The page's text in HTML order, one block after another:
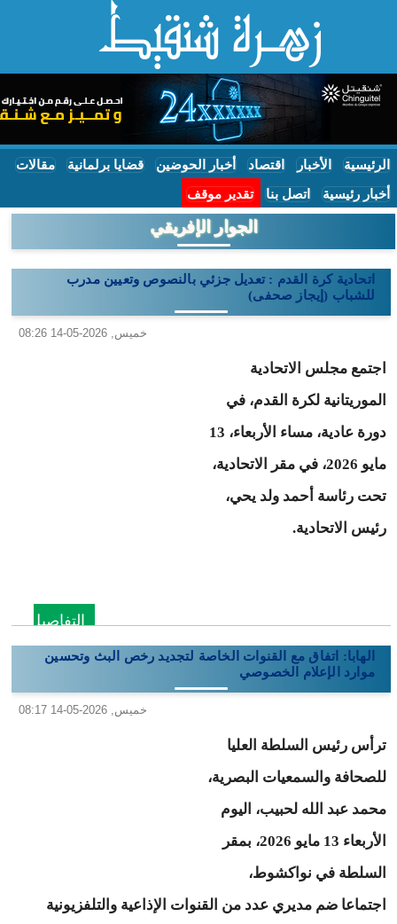
الرئيسية الأخبار اقتصاد أخبار الحوضين قضايا برلمانية مقالات
أخبار رئيسية اتصل بنا تقدير موقف
الجوار الإفريقي
اتحادية كرة القدم : تعديل جزئي بالنصوص وتعيين مدرب
للشباب (إيجاز صحفى)
خميس, 2026-05-14 08:26
اجتمع مجلس الاتحادية
الموريتانية لكرة القدم، في
دورة عادية، مساء الأربعاء، 13
مايو 2026، في مقر الاتحادية،
تحت رئاسة أحمد ولد يحي،
رئيس الاتحادية.
التفاصيل
الهابا: اتفاق مع القنوات الخاصة لتجديد رخص البث وتحسين
موارد الإعلام الخصوصي
خميس, 2026-05-14 08:17
ترأس رئيس السلطة العليا
للصحافة والسمعيات البصرية،
محمد عبد الله لحبيب، اليوم
الأربعاء 13 مايو 2026، بمقر
السلطة في نواكشوط،
اجتماعا ضم مديري عدد من القنوات الإذاعية والتلفزيونية